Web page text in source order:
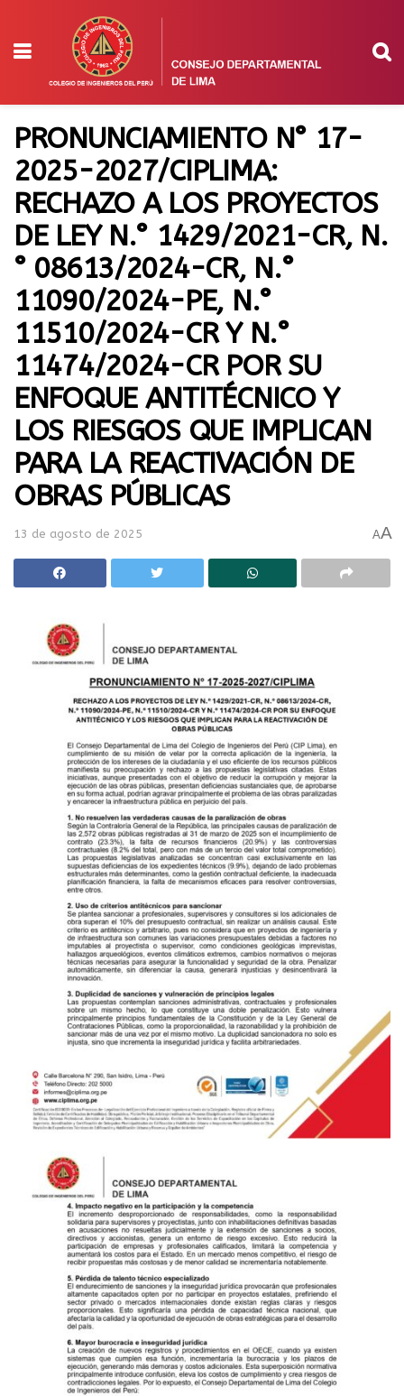
PRONUNCIAMIENTO N° 17-
2025-2027/CIPLIMA:
RECHAZO A LOS PROYECTOS
DE LEY N.° 1429/2021-CR, N.
° 08613/2024-CR, N.°
11090/2024-PE, N.°
11510/2024-CR Y N.°
11474/2024-CR POR SU
ENFOQUE ANTITÉCNICO Y
LOS RIESGOS QUE IMPLICAN
PARA LA REACTIVACIÓN DE
OBRAS PÚBLICAS
13 de agosto de 2025 AA